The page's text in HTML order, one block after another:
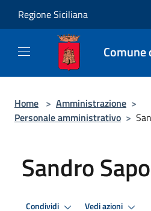
Regione Siciliana
Home > Amministrazione >
Personale amministrativo >
Sandro
Condividi Vedi azioni